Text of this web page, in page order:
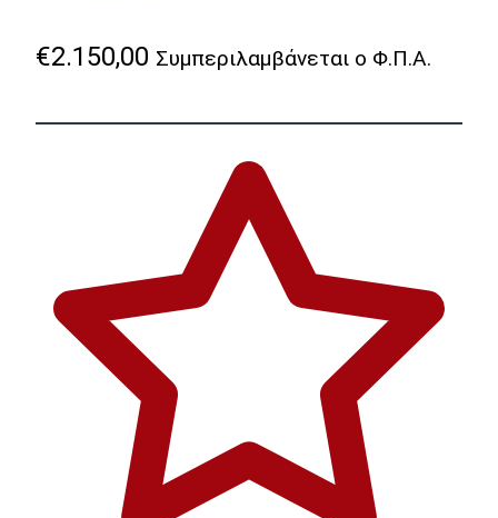
€2.150,00 Συμπεριλαμβάνεται ο Φ.Π.Α.